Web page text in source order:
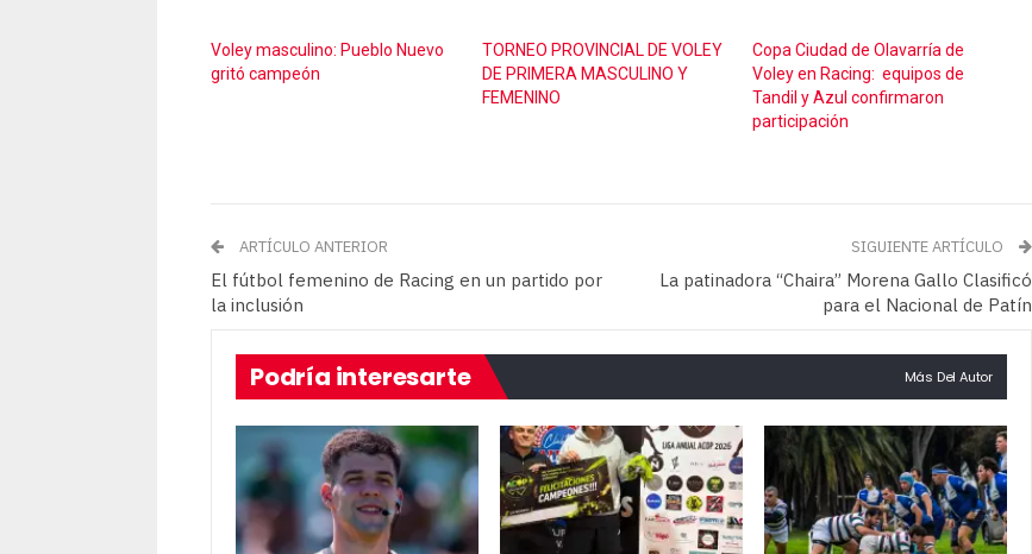
Voley masculino: Pueblo Nuevo
gritó campeón
TORNEO PROVINCIAL DE VOLEY
DE PRIMERA MASCULINO Y
FEMENINO
Copa Ciudad de Olavarría de
Voley en Racing: equipos de
Tandil y Azul confirmaron
participación
ARTÍCULO ANTERIOR
El fútbol femenino de Racing en un partido por
la inclusión
SIGUIENTE ARTÍCULO
La patinadora “Chaira” Morena Gallo Clasificó
para el Nacional de Patín
Podría interesarte Más Del Autor